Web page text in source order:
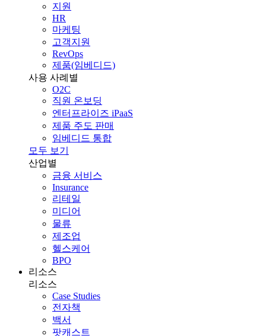
지원
HR
마케팅
고객지원
RevOps
제품(임베디드)
사용 사례별
O2C
직원 온보딩
엔터프라이즈 iPaaS
제품 주도 판매
임베디드 통합
모두 보기
산업별
금융 서비스
Insurance
리테일
미디어
물류
제조업
헬스케어
BPO
리소스
리소스
Case Studies
전자책
백서
팟캐스트